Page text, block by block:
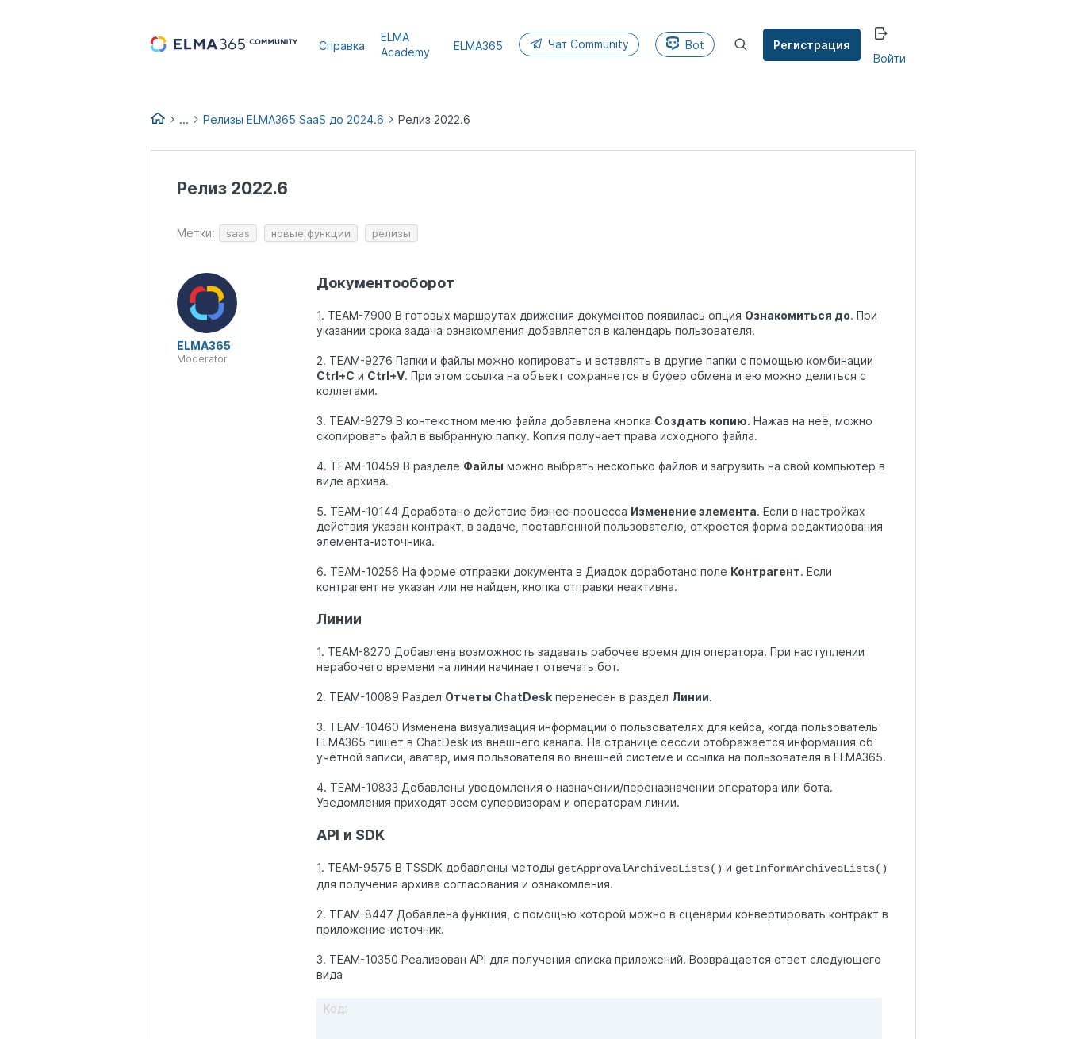
Справка
ELMA
Academy
ELMA365 Чат Community Bot
Регистрация
Войти
...
Список изменений версий ELMA365
Релизы ELMA365 SaaS до 2024.6 Релиз 2022.6
Релиз 2022.6
Метки: saas новые функции релизы
ELMA365
Moderator
Документооборот
1. TEAM-7900 В готовых маршрутах движения документов появилась опция Ознакомиться до. При
указании срока задача ознакомления добавляется в календарь пользователя.
2. TEAM-9276 Папки и файлы можно копировать и вставлять в другие папки с помощью комбинации
Ctrl+C и Ctrl+V. При этом ссылка на объект сохраняется в буфер обмена и ею можно делиться с
коллегами.
3. TEAM-9279 В контекстном меню файла добавлена кнопка Создать копию. Нажав на неё, можно
скопировать файл в выбранную папку. Копия получает права исходного файла.
4. TEAM-10459 В разделе Файлы можно выбрать несколько файлов и загрузить на свой компьютер в
виде архива.
5. TEAM-10144 Доработано действие бизнес-процесса Изменение элемента. Если в настройках
действия указан контракт, в задаче, поставленной пользователю, откроется форма редактирования
элемента-источника.
6. TEAM-10256 На форме отправки документа в Диадок доработано поле Контрагент. Если
контрагент не указан или не найден, кнопка отправки неактивна.
Линии
1. TEAM-8270 Добавлена возможность задавать рабочее время для оператора. При наступлении
нерабочего времени на линии начинает отвечать бот.
2. TEAM-10089 Раздел Отчеты ChatDeskперенесен в раздел Линии.
3. TEAM-10460 Изменена визуализация информации о пользователях для кейса, когда пользователь
ELMA365 пишет в ChatDesk из внешнего канала. На странице сессии отображается информация об
учётной записи, аватар, имя пользователя во внешней системе и ссылка на пользователя в ELMA365.
4. TEAM-10833 Добавлены уведомления о назначении/переназначении оператора или бота.
Уведомления приходят всем супервизорам и операторам линии.
API и SDK
1. TEAM-9575 В TSSDK добавлены методы getApprovalArchivedLists() и getInformArchivedLists()
для получения архива согласования и ознакомления.
2. TEAM-8447 Добавлена функция, с помощью которой можно в сценарии конвертировать контракт в
приложение-источник.
3. TEAM-10350 Реализован API для получения списка приложений. Возвращается ответ следующего
вида
Код: